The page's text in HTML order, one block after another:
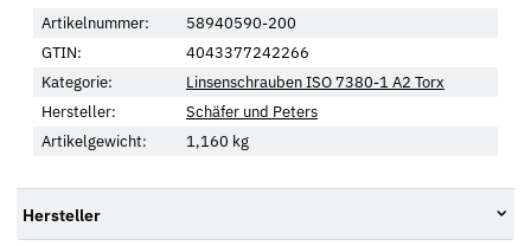
Artikelnummer:
58940590-200
GTIN:
4043377242266
Kategorie:
Linsenschrauben ISO 7380-1 A2 Torx
Hersteller:
Schäfer und Peters
Artikelgewicht:
1,160 kg
Hersteller